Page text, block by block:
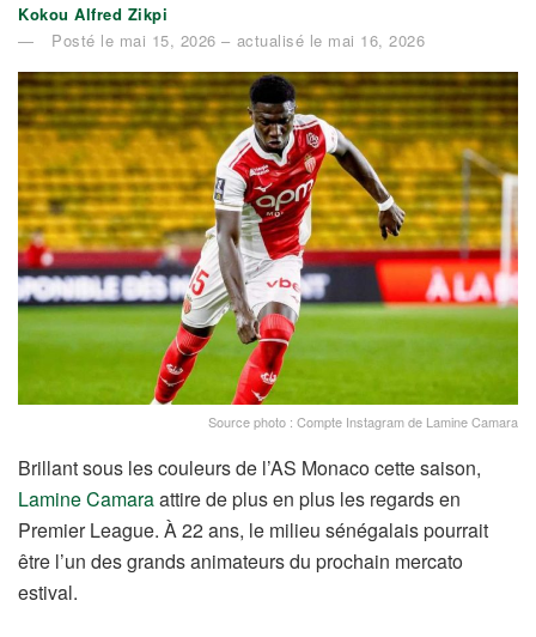
Kokou Alfred Zikpi
Posté le mai 15, 2026 – actualisé le mai 16, 2026
Source photo : Compte Instagram de Lamine Camara
Brillant sous les couleurs de l’AS Monaco cette saison,
Lamine Camaraattire de plus en plus les regards en
Premier League. À 22 ans, le milieu sénégalais pourrait
être l’un des grands animateurs du prochain mercato
estival.